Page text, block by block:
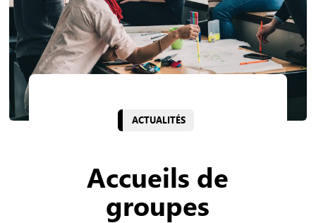
ACTUALITÉS
Accueils de
groupes